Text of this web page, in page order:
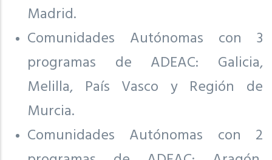
Madrid.
Comunidades Autónomas con 3
programas de ADEAC: Galicia,
Melilla, País Vasco y Región de
Murcia.
Comunidades Autónomas con 2